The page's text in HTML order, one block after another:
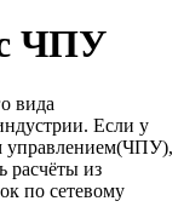
ЧПУ
вида
Если у
управлением(ЧПУ),
расчёты из
по сетевому